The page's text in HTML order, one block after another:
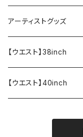
アーティストグッズ
【ウエスト】38inch
【ウエスト】40inch